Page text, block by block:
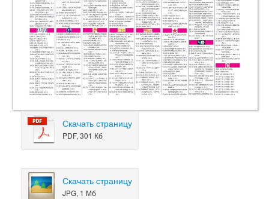
Скачать страницу
PDF, 301 Кб
Скачать страницу
JPG, 1 Мб